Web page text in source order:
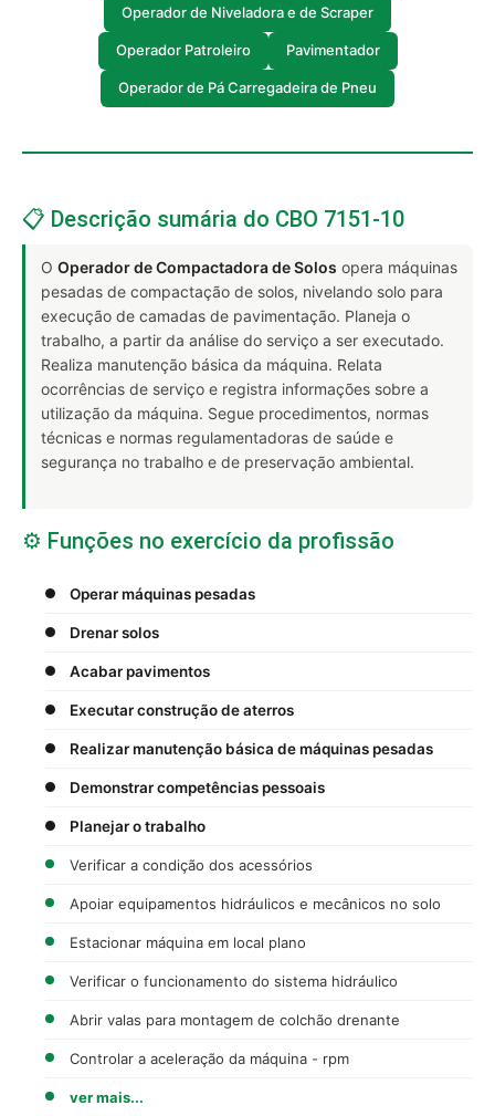
Operador de Niveladora e de Scraper
Operador Patroleiro Pavimentador
Operador de Pá Carregadeira de Pneu
📋 Descrição sumária do CBO 7151-10
O Operador de Compactadora de Solos opera máquinas
pesadas de compactação de solos, nivelando solo para
execução de camadas de pavimentação. Planeja o
trabalho, a partir da análise do serviço a ser executado.
Realiza manutenção básica da máquina. Relata
ocorrências de serviço e registra informações sobre a
utilização da máquina. Segue procedimentos, normas
técnicas e normas regulamentadoras de saúde e
segurança no trabalho e de preservação ambiental.
⚙️ Funções no exercício da profissão
Operar máquinas pesadas
Drenar solos
Acabar pavimentos
Executar construção de aterros
Realizar manutenção básica de máquinas pesadas
Demonstrar competências pessoais
Planejar o trabalho
Verificar a condição dos acessórios
Apoiar equipamentos hidráulicos e mecânicos no solo
Estacionar máquina em local plano
Verificar o funcionamento do sistema hidráulico
Abrir valas para montagem de colchão drenante
Controlar a aceleração da máquina - rpm
ver mais...